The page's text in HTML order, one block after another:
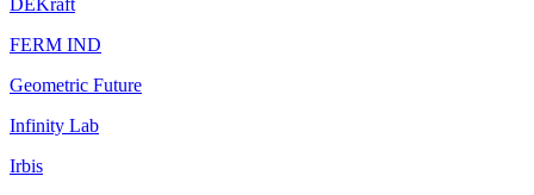
DEKraft
FERM IND
Geometric Future
Infinity Lab
Irbis